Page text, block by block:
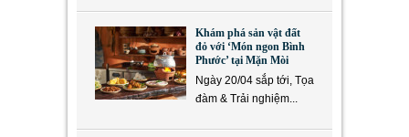
Khám phá sản vật đất
đỏ với ‘Món ngon Bình
Phước’ tại Mặn Mòi
Ngày 20/04 sắp tới, Tọa
đàm & Trải nghiệm...